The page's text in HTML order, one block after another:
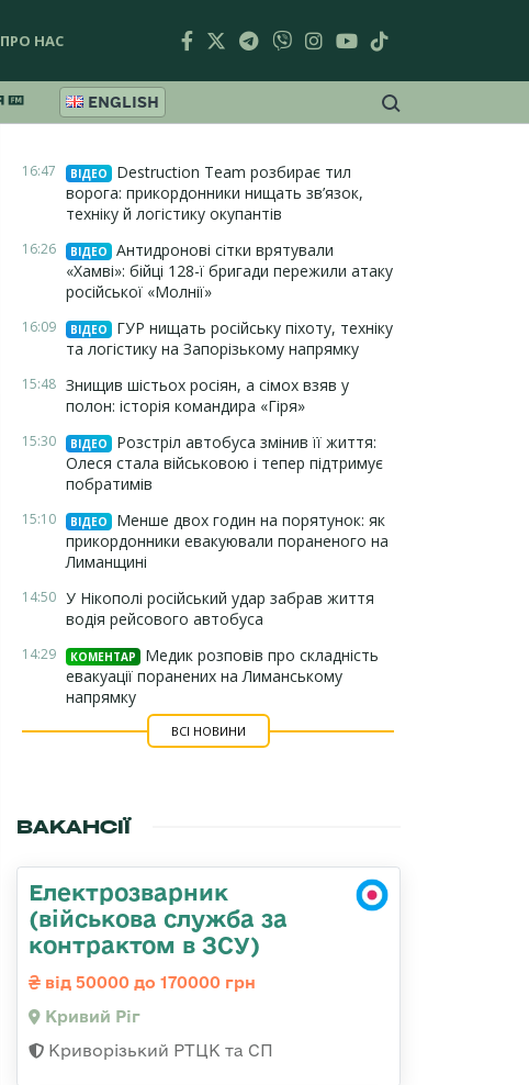
ПРО НАС
ENGLISH
16:47 ВІДЕО
Destruction Team розбирає тил
ворога: прикордонники нищать зв’язок,
техніку й логістику окупантів
16:26 ВІДЕО
Антидронові сітки врятували
«Хамві»: бійці 128-ї бригади пережили атаку
російської «Молнії»
16:09 ВІДЕО
ГУР нищать російську піхоту, техніку
та логістику на Запорізькому напрямку
15:48 Знищив шістьох росіян, а сімох взяв у
полон: історія командира «Гіря»
15:30 ВІДЕО
Розстріл автобуса змінив її життя:
Олеся стала військовою і тепер підтримує
побратимів
15:10 ВІДЕО
Менше двох годин на порятунок: як
прикордонники евакуювали пораненого на
Лиманщині
14:50 У Нікополі російський удар забрав життя
водія рейсового автобуса
14:29 КОМЕНТАР
Медик розповів про складність
евакуації поранених на Лиманському
напрямку
ВСІ НОВИНИ
ВАКАНСІЇ
Електрозварник
(військова служба за
контрактом в ЗСУ)
від 50000 до 170000 грн
Кривий Ріг
Криворізький РТЦК та СП